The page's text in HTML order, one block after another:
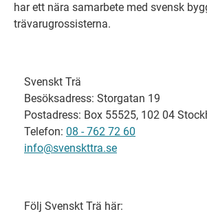
har ett nära samarbete med svensk
trävarugrossisterna.
Svenskt Trä
Besöksadress: Storgatan 19
Postadress: Box 55525, 102 04
Telefon: 08 - 762 72 60
info@svenskttra.se
Följ Svenskt Trä här: